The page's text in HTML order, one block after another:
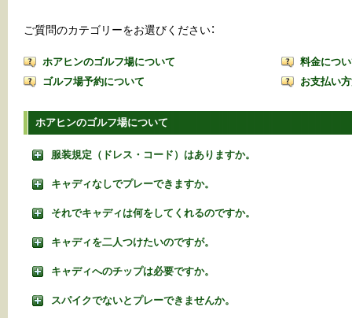
ご質問のカテゴリーをお選びください：
ホアヒンのゴルフ場について
ゴルフ場予約について
料金につ
お支払い
ホアヒンのゴルフ場について
服装規定（ドレス・コード）はありますか。
キャディなしでプレーできますか。
それでキャディは何をしてくれるのですか。
キャディを二人つけたいのですが。
キャディへのチップは必要ですか。
スパイクでないとプレーできませんか。